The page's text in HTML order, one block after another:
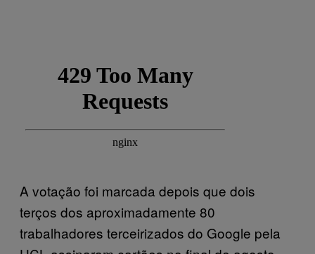
A votação foi marcada depois que dois
terços dos aproximadamente 80
trabalhadores terceirizados do Google pela